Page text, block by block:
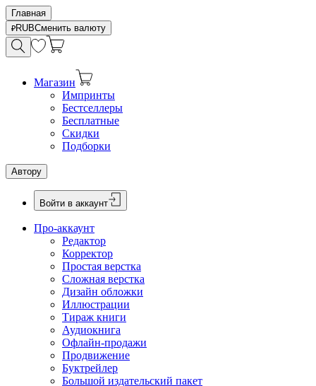
Главная
RUBСменить валюту
Магазин
Импринты
Бестселлеры
Бесплатные
Скидки
Подборки
Автору
Войти в аккаунт
Про-аккаунт
Редактор
Корректор
Простая верстка
Сложная верстка
Дизайн обложки
Иллюстрации
Тираж книги
Аудиокнига
Офлайн-продажи
Продвижение
Буктрейлер
Большой издательский пакет